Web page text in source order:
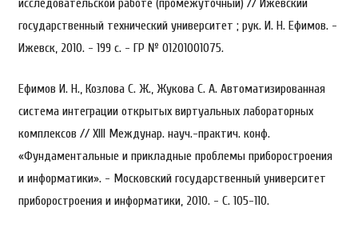
исследовательской работе (промежуточный) // Ижевский
государственный технический университет ; рук. И. Н. Ефимов. -
Ижевск, 2010. - 199 с. - ГР № 01201001075.
Ефимов И. Н., Козлова С. Ж., Жукова С. А. Автоматизированная
система интеграции открытых виртуальных лабораторных
комплексов // XIII Междунар. науч.-практич. конф.
«Фундаментальные и прикладные проблемы приборостроения
и информатики». - Московский государственный университет
приборостроения и информатики, 2010. - С. 105-110.